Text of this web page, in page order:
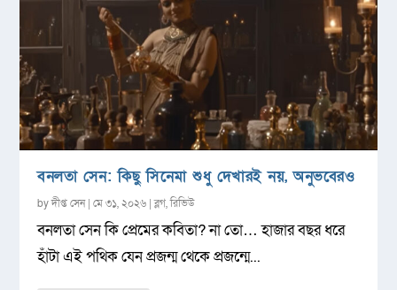
বনলতা সেন: কিছু সিনেমা শুধু দেখারই নয়, অনুভবেরও
byদীপ্ত সেন|মে ৩১, ২০২৬ |ব্লগ,রিভিউ
বনলতা সেন কি প্রেমের কবিতা? না তো… হাজার বছর ধরে
হাঁটা এই পথিক যেন প্রজন্ম থেকে প্রজন্মে...